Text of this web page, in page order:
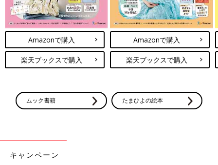
卒園したからといっても、3月いっぱいは在園児になりますの
で、登園は可能です。卒園式の翌日以降もふつうに登園するケー
Amazonで購入
楽天ブックスで購入
Amazonで購入
楽天ブックスで購入
ムック書籍 たまひよの絵本
キャンペーン